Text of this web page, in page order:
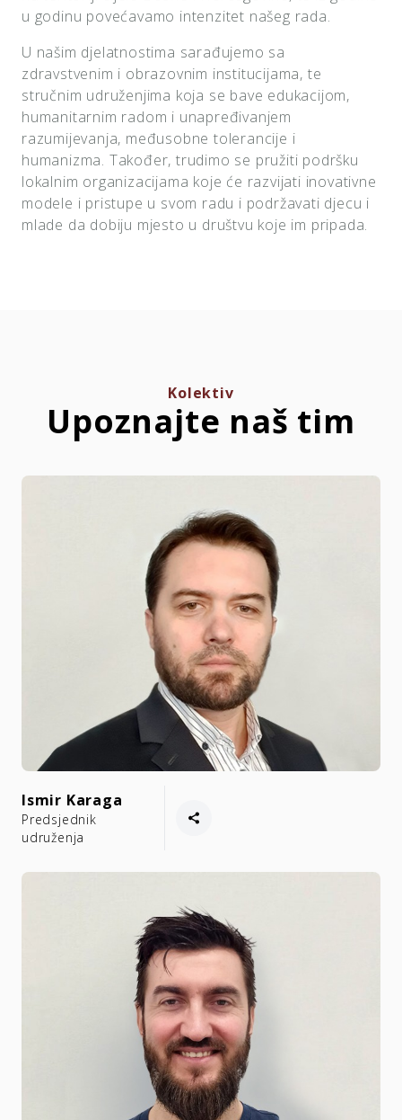
u godinu povećavamo intenzitet našeg rada.
U našim djelatnostima sarađujemo sa
zdravstvenim i obrazovnim institucijama, te
stručnim udruženjima koja se bave edukacijom,
humanitarnim radom i unapređivanjem
razumijevanja, međusobne tolerancije i
humanizma. Također, trudimo se pružiti podršku
lokalnim organizacijama koje će razvijati inovativne
modele i pristupe u svom radu i podržavati djecu i
mlade da dobiju mjesto u društvu koje im pripada.
Kolektiv
Upoznajte naš tim
Ismir Karaga
Predsjednik
udruženja